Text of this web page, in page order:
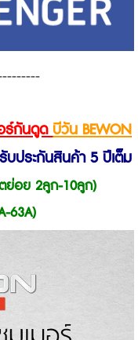
ร์กันดูด บีวัน BEWON
ประกันสินค้า 5 ปีเต็ม
ย่อย 2ลูก-10ลูก)
63A)